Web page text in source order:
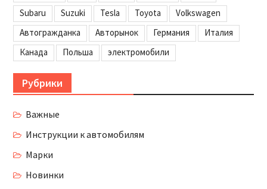
Subaru
Suzuki Tesla Toyota
Volkswagen
Автогражданка
Авторынок Германия
Италия
Канада
Польша электромобили
Рубрики
Важные
Инструкции к автомобилям
Марки
Новинки